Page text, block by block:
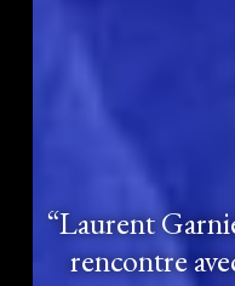
“Laurent
rencontre